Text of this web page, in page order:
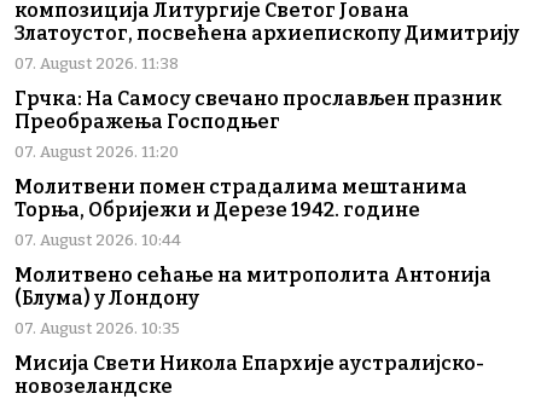
композиција Литургије Светог Јована
Златоустог, посвећена архиепископу Димитрију
07. August 2026. 11:38
Грчка: На Самосу свечано прослављен празник
Преображења Господњег
07. August 2026. 11:20
Молитвени помен страдалима мештанима
Торња, Обријежи и Дерезе 1942. године
07. August 2026. 10:44
Молитвено сећање на митрополита Антонија
(Блума) у Лондону
07. August 2026. 10:35
Мисија Свети Никола Епархије аустралијско-
новозеландске